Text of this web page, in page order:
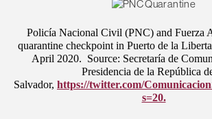
Policía Nacional Civil (PNC) and Fuerza
quarantine checkpoint in Puerto de la
April 2020. Source: Secretaría de
Presidencia de la República
Salvador, https://twitter.com/
s=20.